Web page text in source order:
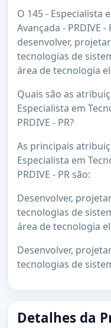
O 145 - Especialista
Avançada - PRDIVE
desenvolver,
tecnologias de
área de tecnologia
Quais são as
Especialista em
PRDIVE - PR?
As principais
Especialista em
PRDIVE - PR são:
Desenvolver,
tecnologias de
área de tecnologia
Desenvolver,
tecnologias de
Detalhes da